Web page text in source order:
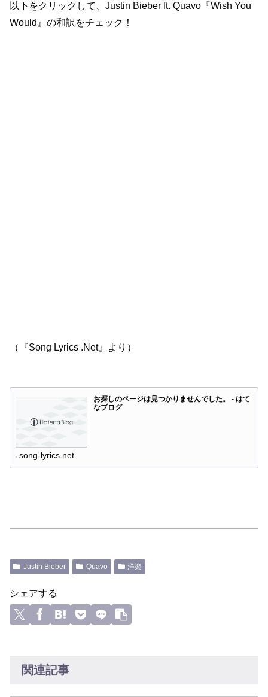
以下をクリックして、Justin Bieber ft. Quavo『Wish You
Would』の和訳をチェック！
（『Song Lyrics .Net』より）
お探しのページは見つかりませんでした。 - はて
なブログ
song-lyrics.net
Justin Bieber Quavo 洋楽
シェアする
関連記事